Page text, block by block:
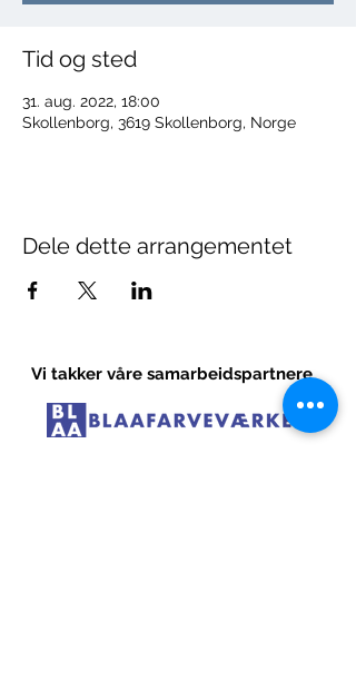
Tid og sted
31. aug. 2022, 18:00
Skollenborg, 3619 Skollenborg, Norge
Dele dette arrangementet
Vi takker våre samarbeidspartnere